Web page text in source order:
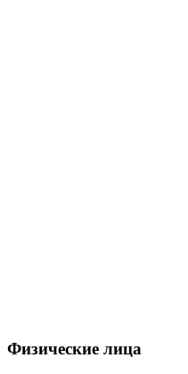
Физические лица